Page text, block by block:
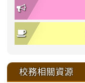
校務相關資源